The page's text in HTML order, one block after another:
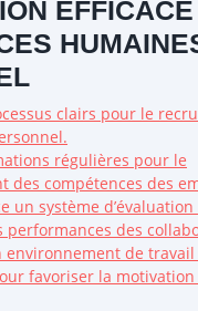
clairs pour le
régulières pour le
des compétences des
un système
performances des
environnement de
favoriser la